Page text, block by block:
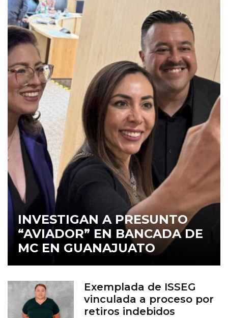
INVESTIGAN A PRESUNTO
“AVIADOR” EN BANCADA DE
MC EN GUANAJUATO
Exemplada de ISSEG
vinculada a proceso por
retiros indebidos